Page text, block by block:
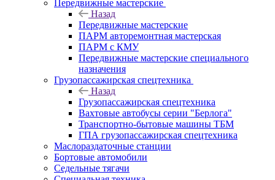
Передвижные мастерские
Назад
Передвижные мастерские
ПАРМ авторемонтная мастерская
ПАРМ с КМУ
Передвижные мастерские специального
назначения
Грузопассажирская спецтехника
Назад
Грузопассажирская спецтехника
Вахтовые автобусы серии "Берлога"
Транспортно-бытовые машины ТБМ
ГПА грузопассажирская спецтехника
Маслораздаточные станции
Бортовые автомобили
Седельные тягачи